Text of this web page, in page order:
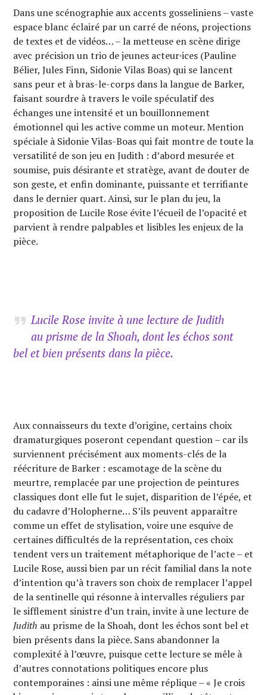
Dans une scénographie aux accents gosseliniens – vaste
espace blanc éclairé par un carré de néons, projections
de textes et de vidéos… – la metteuse en scène dirige
avec précision un trio de jeunes acteur·ices (Pauline
Bélier, Jules Finn, Sidonie Vilas Boas) qui se lancent
sans peur et à bras-le-corps dans la langue de Barker,
faisant sourdre à travers le voile spéculatif des
échanges une intensité et un bouillonnement
émotionnel qui les active comme un moteur. Mention
spéciale à Sidonie Vilas-Boas qui fait montre de toute la
versatilité de son jeu en Judith : d’abord mesurée et
soumise, puis désirante et stratège, avant de douter de
son geste, et enfin dominante, puissante et terrifiante
dans le dernier quart. Ainsi, sur le plan du jeu, la
proposition de Lucile Rose évite l’écueil de l’opacité et
parvient à rendre palpables et lisibles les enjeux de la
pièce.
Lucile Rose invite à une lecture de Judith
au prisme de la Shoah, dont les échos sont
bel et bien présents dans la pièce.
Aux connaisseurs du texte d’origine, certains choix
dramaturgiques poseront cependant question – car ils
surviennent précisément aux moments-clés de la
réécriture de Barker : escamotage de la scène du
meurtre, remplacée par une projection de peintures
classiques dont elle fut le sujet, disparition de l’épée, et
du cadavre d’Holopherne… S’ils peuvent apparaître
comme un effet de stylisation, voire une esquive de
certaines difficultés de la représentation, ces choix
tendent vers un traitement métaphorique de l’acte – et
Lucile Rose, aussi bien par un récit familial dans la note
d’intention qu’à travers son choix de remplacer l’appel
de la sentinelle qui résonne à intervalles réguliers par
le sifflement sinistre d’un train, invite à une lecture de
Judith au prisme de la Shoah, dont les échos sont bel et
bien présents dans la pièce. Sans abandonner la
complexité à l’œuvre, puisque cette lecture se mêle à
d’autres connotations politiques encore plus
contemporaines : ainsi une même réplique – « Je crois